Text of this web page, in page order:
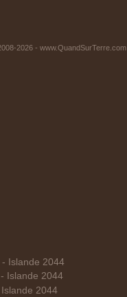
2026 - www.QuandSurTerre.com
Islande 2044
Islande 2044
2044